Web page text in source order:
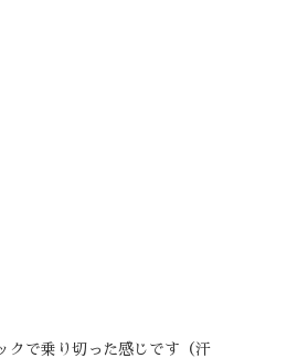
クで乗り切った感じです（汗